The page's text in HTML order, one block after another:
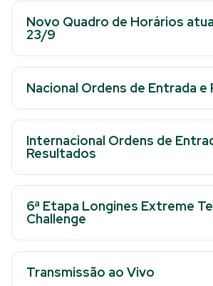
Novo Quadro de Horários
23/9
Nacional Ordens de Entrada e
Internacional Ordens de
Resultados
6ª Etapa Longines Extreme
Challenge
Transmissão ao Vivo